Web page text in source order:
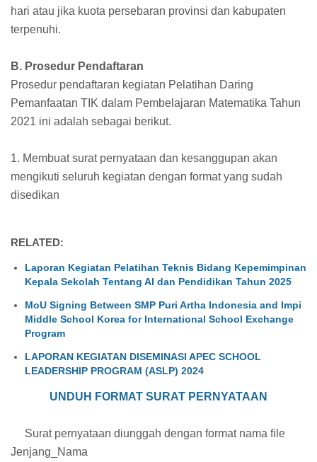
hari atau jika kuota persebaran provinsi dan kabupaten
terpenuhi.
B. Prosedur Pendaftaran
Prosedur pendaftaran kegiatan Pelatihan Daring
Pemanfaatan TIK dalam Pembelajaran Matematika Tahun
2021 ini adalah sebagai berikut.
1. Membuat surat pernyataan dan kesanggupan akan
mengikuti seluruh kegiatan dengan format yang sudah
disedikan
RELATED:
Laporan Kegiatan Pelatihan Teknis Bidang Kepemimpinan
Kepala Sekolah Tentang AI dan Pendidikan Tahun 2025
MoU Signing Between SMP Puri Artha Indonesia and Impi
Middle School Korea for International School Exchange
Program
LAPORAN KEGIATAN DISEMINASI APEC SCHOOL
LEADERSHIP PROGRAM (ASLP) 2024
UNDUH FORMAT SURAT PERNYATAAN
Surat pernyataan diunggah dengan format nama file
Jenjang_Nama